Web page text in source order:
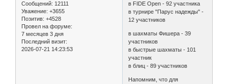
Сообщений: 12111
Уважение: +3655
Позитив: +4528
Провел на форуме:
7 месяцев 3 дня
Последний визит:
2026-07-21 14:23:53
в FIDE Open - 92 участника
в турнире "Парус надежды" -
12 участников
в шахматы Фишера - 39
участников
в быстрые шахматы - 101
участник
в блиц - 89 участников
Напомним, что для